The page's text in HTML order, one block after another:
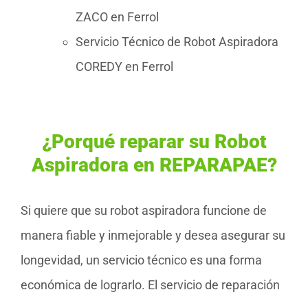
ZACO en Ferrol
Servicio Técnico de Robot Aspiradora
COREDY en Ferrol
¿Porqué reparar su Robot
Aspiradora en REPARAPAE?
Si quiere que su robot aspiradora funcione de
manera fiable y inmejorable y desea asegurar su
longevidad, un servicio técnico es una forma
económica de lograrlo. El servicio de reparación